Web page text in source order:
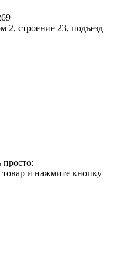
2, строение 23, подъезд
просто:
и нажмите кнопку